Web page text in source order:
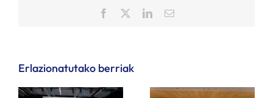
Facebook LinkedInEmail
Erlazionatutako berriak